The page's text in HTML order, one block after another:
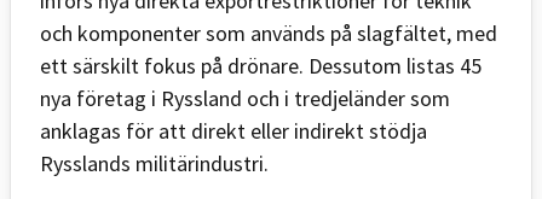
och komponenter som används på slagfältet, med
ett särskilt fokus på drönare. Dessutom listas 45
nya företag i Ryssland och i tredjeländer som
anklagas för att direkt eller indirekt stödja
Rysslands militärindustri.